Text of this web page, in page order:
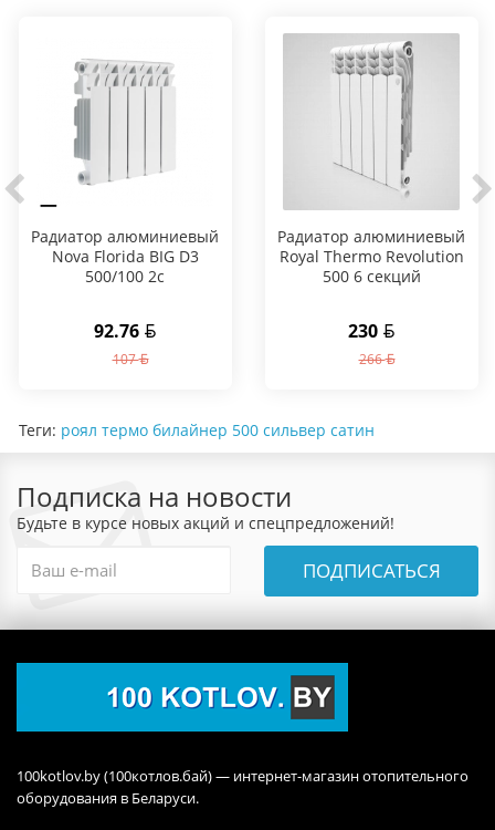
Радиатор алюминиевый
Nova Florida BIG D3
500/100 2с
92.76
107
Радиатор алюминиевый
Royal Thermo Revolution
500 6 секций
230
266
Теги: роял термо билайнер 500 сильвер сатин
Подписка на новости
Будьте в курсе новых акций и спецпредложений!
ПОДПИСАТЬСЯ
100kotlov.by (100котлов.бай) — интернет-магазин отопительного
оборудования в Беларуси.